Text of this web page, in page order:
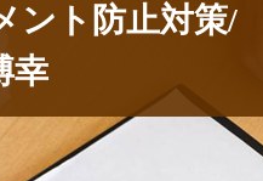
ント防止対策/
幸